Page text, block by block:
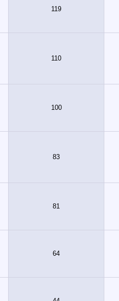
119
110
100
83
81
64